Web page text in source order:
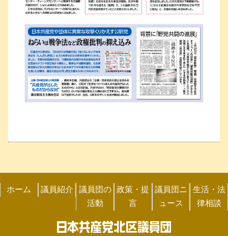
ホーム 議員紹介
議員団の
活動
政策・提
言
議員団ニ
ュース
生活・法
律相談